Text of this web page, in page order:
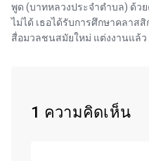
พูด (บาทหลวงประจำตำบล) ด้ว
ไม่ได้ เธอได้รับการศึกษาคลาส
สื่อมวลชนสมัยใหม่ แต่งงานแล้ว
1 ความคิดเห็น